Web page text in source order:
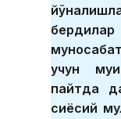
учун
пайтда
сиёсий